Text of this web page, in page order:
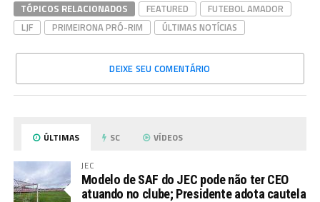
TÓPICOS RELACIONADOS FEATURED
FUTEBOL AMADOR
LJF
PRIMEIRONA PRÓ-RIM ÚLTIMAS NOTÍCIAS
DEIXE SEU COMENTÁRIO
ÚLTIMAS SC VÍDEOS
JEC
Modelo de SAF do JEC pode não ter CEO
atuando no clube; Presidente adota cautela